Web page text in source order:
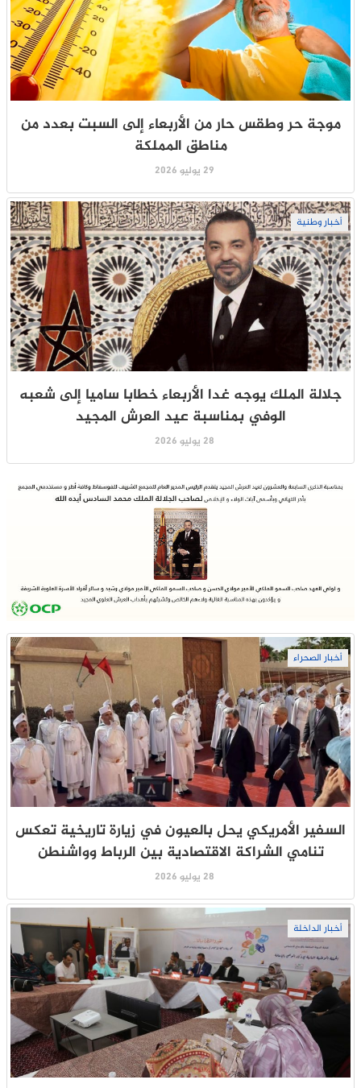
موجة حر وطقس حار من الأربعاء إلى السبت بعدد من
مناطق المملكة
29 يوليو 2026
أخبار وطنية
جلالة الملك يوجه غدا الأربعاء خطابا ساميا إلى شعبه
الوفي بمناسبة عيد العرش المجيد
28 يوليو 2026
أخبار الصحراء
السفير الأمريكي يحل بالعيون في زيارة تاريخية تعكس
تنامي الشراكة الاقتصادية بين الرباط وواشنطن
28 يوليو 2026
أخبار الداخلة